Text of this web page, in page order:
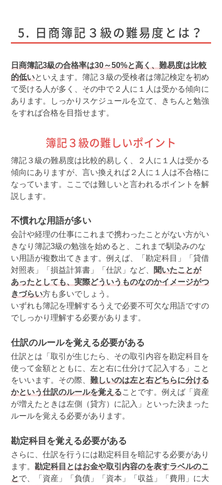
日商簿記３級の難易度とは？
日商簿記3級の合格率は30～50%と高く、難易度は比較
的低いといえます。簿記３級の受検者は簿記検定を初め
て受ける人が多く、その中で２人に１人は受かる傾向に
あります。しっかりスケジュールを立て、きちんと勉強
をすれば合格を目指せます。
簿記３級の難しいポイント
簿記３級の難易度は比較的易しく、２人に１人は受かる
傾向にありますが、言い換えれば２人に１人は不合格に
なっています。ここでは難しいと言われるポイントを解
説します。
不慣れな用語が多い
会計や経理の仕事にこれまで携わったことがない方がい
きなり簿記3級の勉強を始めると、これまで馴染みのな
い用語が複数出てきます。例えば、「勘定科目」「貸借
対照表」「損益計算書」「仕訳」など、
聞いたことが
あったとしても、実際どういうものなのかイメージがつ
きづらい方も多いでしょう。
いずれも簿記を理解するうえで必要不可欠な用語ですの
でしっかり理解する必要があります。
仕訳のルールを覚える必要がある
仕訳とは「取引が生じたら、その取引内容を勘定科目を
使って金額とともに、左と右に仕分けて記入する」こと
をいいます。その際、 難しいのは左と右どちらに分ける
かという仕訳のルールを覚えることです。例えば「資産
が増えたときは左側（貸方）に記入」といった決まった
ルールを覚える必要があります。
勘定科目を覚える必要がある
さらに、仕訳を行うには勘定科目を暗記する必要があり
ます。 勘定科目とはお金や取引内容のを表すラベルのこ
とで、「資産」「負債」「資本」「収益」「費用」に大